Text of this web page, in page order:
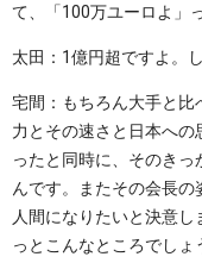
て、「100万ユーロよ」
太田：1億円超ですよ。
宅間：もちろん大手と
力とその速さと日本へ
ったと同時に、そのき
んです。またその会長
人間になりたいと決意
っとこんなところでしょ